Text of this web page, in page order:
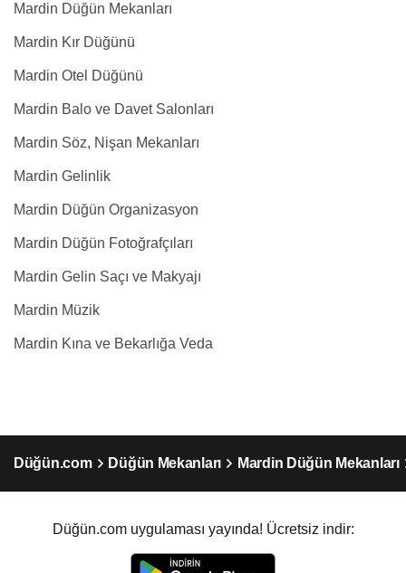
Mardin Düğün Mekanları
Mardin Kır Düğünü
Mardin Otel Düğünü
Mardin Balo ve Davet Salonları
Mardin Söz, Nişan Mekanları
Mardin Gelinlik
Mardin Düğün Organizasyon
Mardin Düğün Fotoğrafçıları
Mardin Gelin Saçı ve Makyajı
Mardin Müzik
Mardin Kına ve Bekarlığa Veda
Düğün.com Düğün Mekanları Mardin Düğün Mekanları
Düğün.com uygulaması yayında! Ücretsiz indir: